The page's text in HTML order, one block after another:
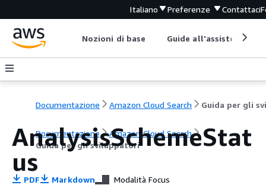
Italiano Preferenze Contattaci
Nozioni di base Guide all'assistenza
Documentazione Amazon Cloud Search
Documentazione
Amazon Cloud Search
Guida per gli sviluppatori
AnalysisSchemeStat
us
PDF Markdown Modalità Focus